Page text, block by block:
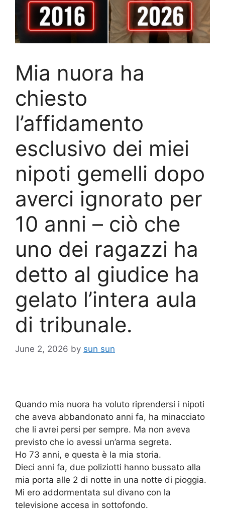
Mia nuora ha
chiesto
l’affidamento
esclusivo dei miei
nipoti gemelli dopo
averci ignorato per
10 anni – ciò che
uno dei ragazzi ha
detto al giudice ha
gelato l’intera aula
di tribunale.
June 2, 2026 by sun sun
Quando mia nuora ha voluto riprendersi i nipoti
che aveva abbandonato anni fa, ha minacciato
che li avrei persi per sempre. Ma non aveva
previsto che io avessi un’arma segreta.
Ho 73 anni, e questa è la mia storia.
Dieci anni fa, due poliziotti hanno bussato alla
mia porta alle 2 di notte in una notte di pioggia.
Mi ero addormentata sul divano con la
televisione accesa in sottofondo.